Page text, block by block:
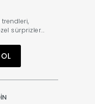
sürprizler...